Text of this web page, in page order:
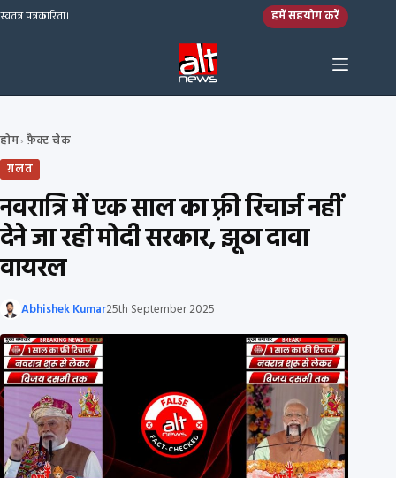
Skip to content
स्वतंत्र पत्रकारिता। हमें सहयोग करें
होम› फ़ैक्ट चेक
ग़लत
नवरात्रि में एक साल का फ़्री रिचार्ज नहीं
देने जा रही मोदी सरकार, झूठा दावा
वायरल
Abhishek Kumar25th September 2025